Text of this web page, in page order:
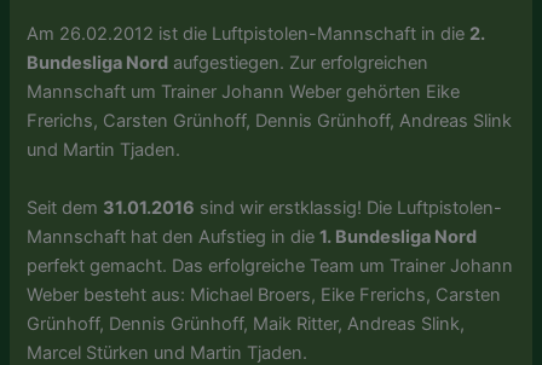
Am 26.02.2012 ist die Luftpistolen-Mannschaft in die 2.
Bundesliga Nord aufgestiegen. Zur erfolgreichen
Mannschaft um Trainer Johann Weber gehörten Eike
Frerichs, Carsten Grünhoff, Dennis Grünhoff, Andreas Slink
und Martin Tjaden.
Seit dem 31.01.2016 sind wir erstklassig! Die Luftpistolen-
Mannschaft hat den Aufstieg in die1. Bundesliga Nord
perfekt gemacht. Das erfolgreiche Team um Trainer Johann
Weber besteht aus: Michael Broers, Eike Frerichs, Carsten
Grünhoff, Dennis Grünhoff, Maik Ritter, Andreas Slink,
Marcel Stürken und Martin Tjaden.